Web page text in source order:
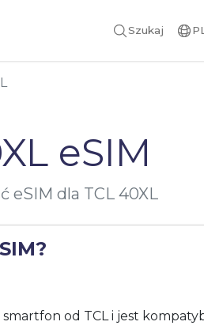
Szukaj PL
eSIM
eSIM dla TCL 40XL
od TCL i jest